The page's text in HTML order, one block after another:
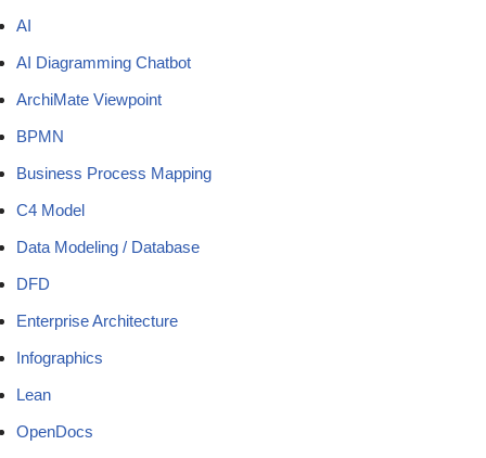
AI
AI Diagramming Chatbot
ArchiMate Viewpoint
BPMN
Business Process Mapping
C4 Model
Data Modeling / Database
DFD
Enterprise Architecture
Infographics
Lean
OpenDocs